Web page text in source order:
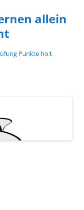
allein
Punkte holt